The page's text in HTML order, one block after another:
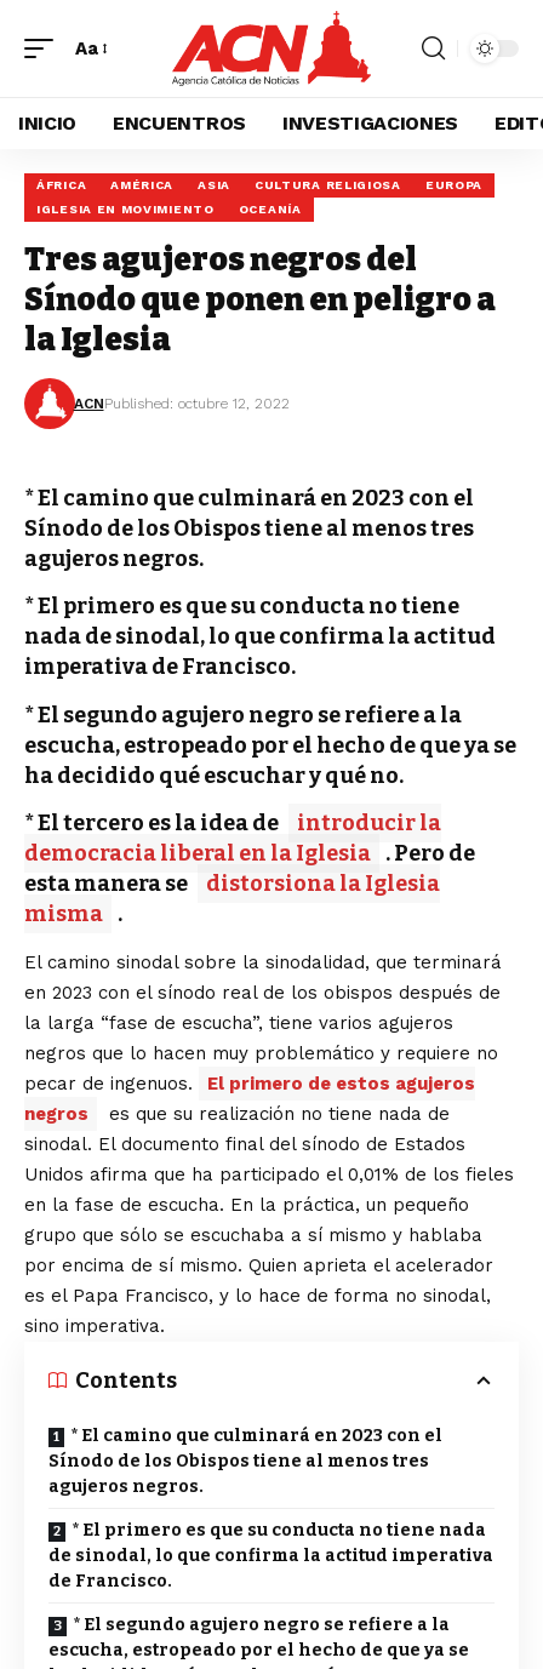
Aa
INICIO ENCUENTROS INVESTIGACIONES
ÁFRICA AMÉRICA ASIA CULTURA RELIGIOSA
EUROPA
IGLESIA EN MOVIMIENTO
OCEANÍA
Tres agujeros negros del
Sínodo que ponen en peligro a
la Iglesia
ACNPublished: octubre 12, 2022
* El camino que culminará en 2023 con el
Sínodo de los Obispos tiene al menos tres
agujeros negros.
* El primero es que su conducta no tiene
nada de sinodal, lo que confirma la actitud
imperativa de Francisco.
* El segundo agujero negro se refiere a la
escucha, estropeado por el hecho de que ya se
ha decidido qué escuchar y qué no.
* El tercero es la idea de
introducir la
democracia liberal en la Iglesia . Pero de
esta manera se
distorsiona la Iglesia
misma .
El camino sinodal sobre la sinodalidad, que terminará
en 2023 con el sínodo real de los obispos después de
la larga “fase de escucha”, tiene varios agujeros
negros que lo hacen muy problemático y requiere no
pecar de ingenuos.
El primero de estos agujeros
negros
es que su realización no tiene nada de
sinodal. El documento final del sínodo de Estados
Unidos afirma que ha participado el 0,01% de los fieles
en la fase de escucha. En la práctica, un pequeño
grupo que sólo se escuchaba a sí mismo y hablaba
por encima de sí mismo. Quien aprieta el acelerador
es el Papa Francisco, y lo hace de forma no sinodal,
sino imperativa.
Contents
* El camino que culminará en 2023 con el
Sínodo de los Obispos tiene al menos tres
agujeros negros.
* El primero es que su conducta no tiene nada
de sinodal, lo que confirma la actitud imperativa
de Francisco.
* El segundo agujero negro se refiere a la
escucha, estropeado por el hecho de que ya se